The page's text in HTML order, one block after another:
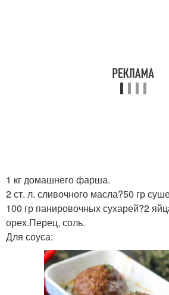
1 кг домашнего фарша.
2 ст. л. сливочного масла?50 гр
100 гр панировочных сухарей?2
орех.Перец, соль.
Для соуса: